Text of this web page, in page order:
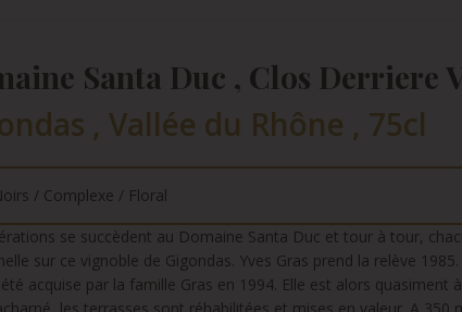
Santa Duc , Clos Derriere
, Vallée du Rhône , 75cl
/ Complexe / Floral
se succèdent au Domaine Santa Duc et tour à tour,
sur ce vignoble de Gigondas. Yves Gras prend la relève
acquise par la famille Gras en 1994. Elle est alors quasiment